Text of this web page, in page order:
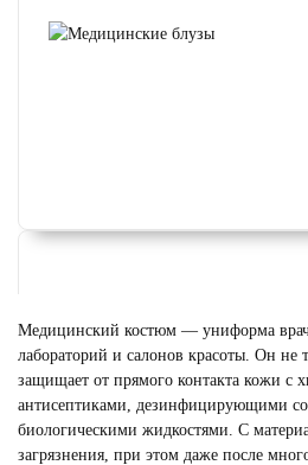
Медицинский костюм — униформа
лабораторий и салонов красоты. Он не
защищает от прямого контакта кожи с
антисептиками, дезинфицирующими
биологическими жидкостями. С
загрязнения, при этом даже после